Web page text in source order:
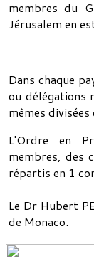
membres du
Jérusalem en
Dans chaque
ou délégations
mêmes
L'Ordre en
membres, des
répartis en 1
Le Dr Hubert
de Monaco.